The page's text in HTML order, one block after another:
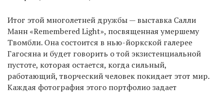
Итог этой многолетней дружбы — выставка Салли
Манн «Remembered Light», посвященная умершему
Твомбли. Она состоится в нью-йоркской галерее
Гагосяна и будет говорить о той экзистенциальной
пустоте, которая остается, когда сильный,
работающий, творческий человек покидает этот мир.
Каждая фотография этого портфолио задает